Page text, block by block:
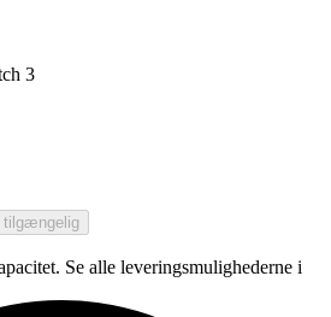
3
tilgængelig
Se alle leveringsmulighederne i